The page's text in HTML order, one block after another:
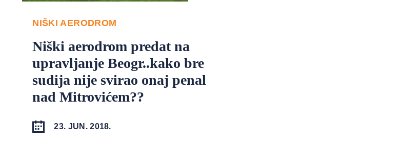
NIŠKI AERODROM
Niški aerodrom predat na
upravljanje Beogr..kako bre
sudija nije svirao onaj penal
nad Mitrovićem??
23. JUN. 2018.